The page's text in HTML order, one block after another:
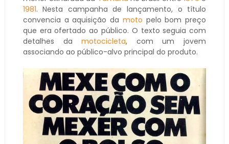
1981. Nesta campanha de lançamento, o título
convencia a aquisição da moto pelo bom preço
que era ofertado ao público. O texto seguia com
detalhes damotocicleta, com um jovem
associando ao público-alvo principal do produto.